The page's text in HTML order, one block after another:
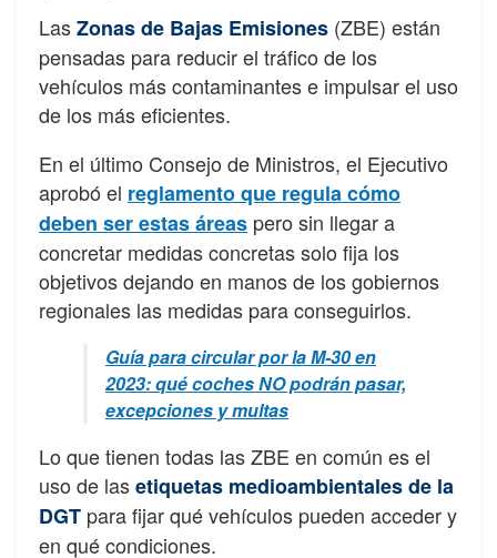
LasZonas de Bajas Emisiones (ZBE) están
pensadas para reducir el tráfico de los
vehículos más contaminantes e impulsar el uso
de los más eficientes.
En el último Consejo de Ministros, el Ejecutivo
aprobó el reglamento que regula cómo
deben ser estas áreas pero sin llegar a
concretar medidas concretas solo fija los
objetivos dejando en manos de los gobiernos
regionales las medidas para conseguirlos.
Guía para circular por la M-30 en
2023: qué coches NO podrán pasar,
excepciones y multas
Lo que tienen todas las ZBE en común es el
uso de lasetiquetas medioambientales de la
DGT para fijar qué vehículos pueden acceder y
en qué condiciones.